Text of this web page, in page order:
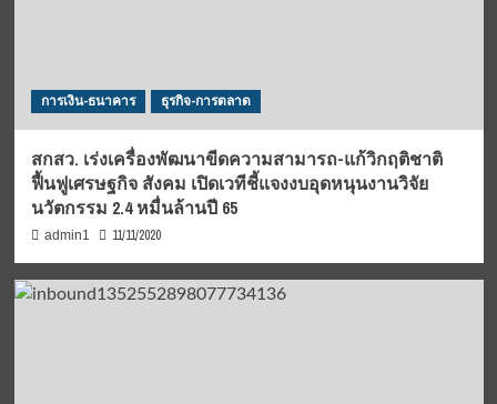
การเงิน-ธนาคาร ธุรกิจ-การตลาด
สกสว. เร่งเครื่องพัฒนาขีดความสามารถ-แก้วิกฤติชาติ
ฟื้นฟูเศรษฐกิจ สังคม เปิดเวทีชี้แจงงบอุดหนุนงานวิจัย
นวัตกรรม 2.4 หมื่นล้านปี 65
admin1 11/11/2020